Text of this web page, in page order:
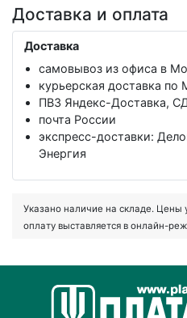
Доставка и оплата
Доставка
самовывоз из офиса в
курьерская доставка
ПВЗ Яндекс-Доставка,
почта России
экспресс-доставки:
Энергия
Указано наличие на складе. Цены
оплату выставляется в онлайн-